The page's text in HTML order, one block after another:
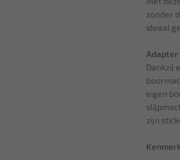
zonder
ideaal
Dankzij
eigen
zijn